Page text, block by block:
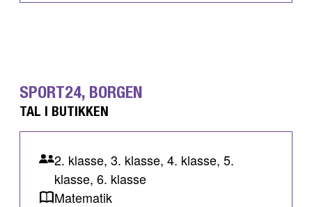
SPORT24, BORGEN
TAL I BUTIKKEN
2. klasse, 3. klasse, 4. klasse, 5.
klasse, 6. klasse
Matematik